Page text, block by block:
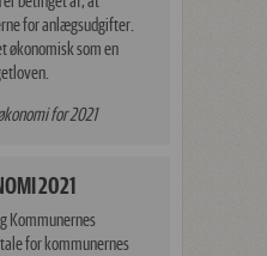
for anlægsudgifter.
økonomisk som en
for 2021
2021
Kommunernes
for kommunernes